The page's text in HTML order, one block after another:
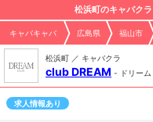
松浜町のキャバク
キャバキャバ 広島県 福山市
松浜町 ／ キャバクラ
club DREAM - ドリーム
求人情報あり